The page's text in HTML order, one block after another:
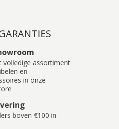
volledige assortiment
en
in onze
boven €100 in